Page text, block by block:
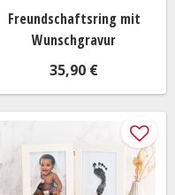
Freundschaftsring mit
Wunschgravur
35,90 €